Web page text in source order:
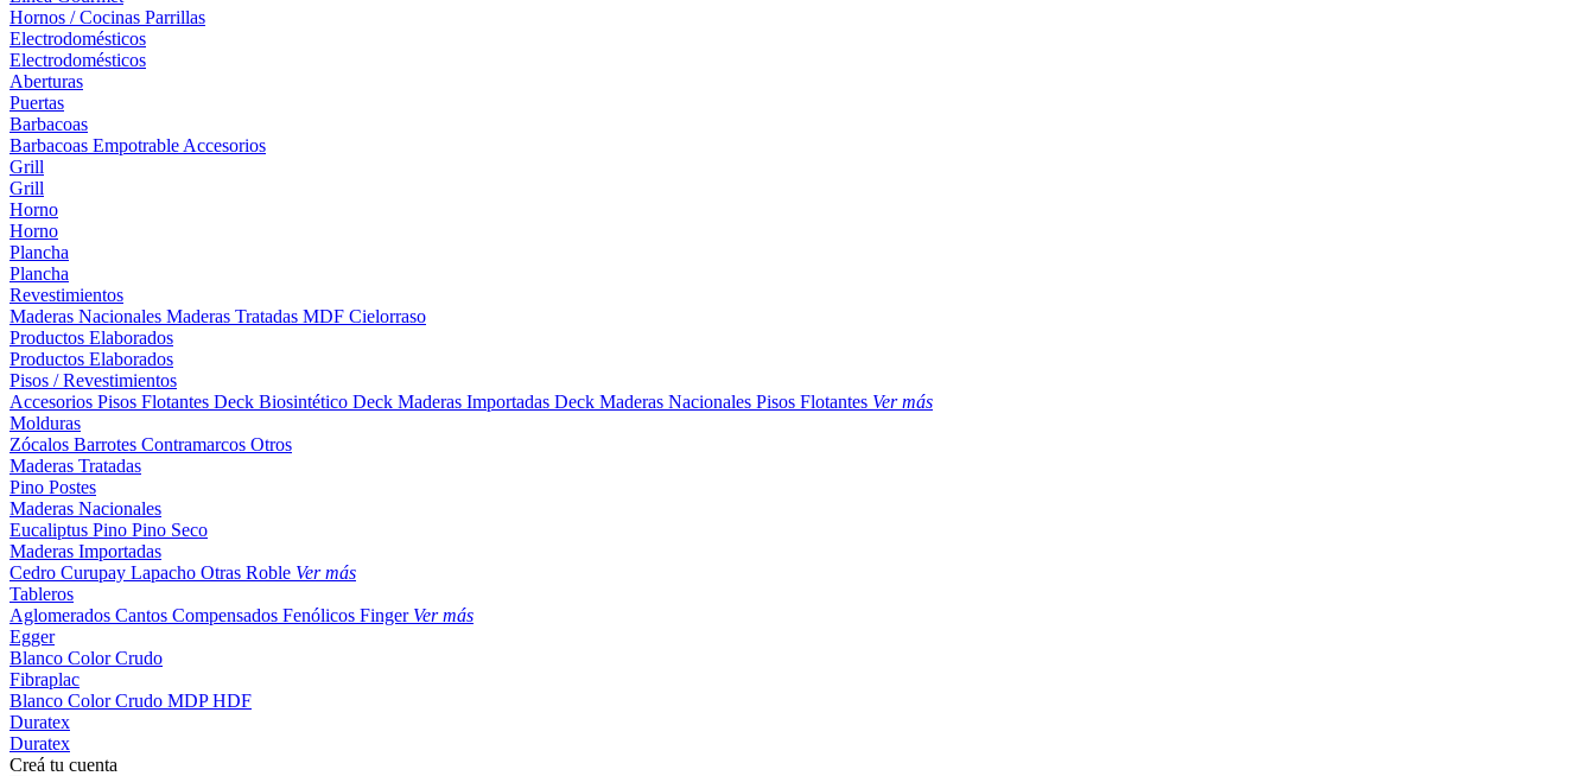
Hornos / Cocinas Parrillas
Electrodomésticos
Electrodomésticos
Aberturas
Puertas
Barbacoas
Barbacoas Empotrable Accesorios
Grill
Grill
Horno
Horno
Plancha
Plancha
Revestimientos
Maderas Nacionales Maderas Tratadas MDF Cielorraso
Productos Elaborados
Productos Elaborados
Pisos / Revestimientos
Accesorios Pisos Flotantes Deck Biosintético Deck Maderas Importadas Deck Maderas Nacionales Pisos Flotantes Ver más
Molduras
Zócalos Barrotes Contramarcos Otros
Maderas Tratadas
Pino Postes
Maderas Nacionales
Eucaliptus Pino Pino Seco
Maderas Importadas
Cedro Curupay Lapacho Otras Roble Ver más
Tableros
Aglomerados Cantos Compensados Fenólicos Finger Ver más
Egger
Blanco ColorCrudo
Fibraplac
Blanco ColorCrudo MDPHDF
Duratex
Duratex
Creá tu cuenta